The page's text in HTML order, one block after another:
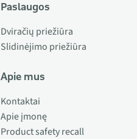
Paslaugos
Dviračių priežiūra
Slidinėjimo priežiūra
Apie mus
Kontaktai
Apie įmonę
Product safety recall